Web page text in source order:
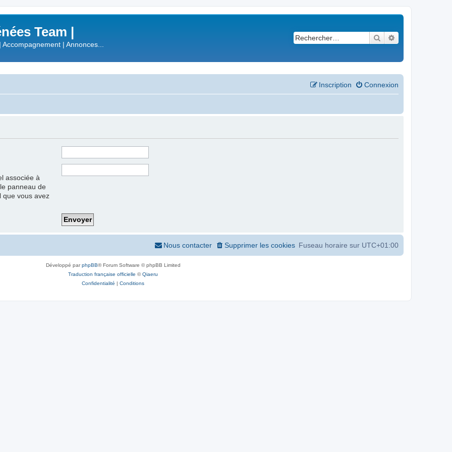
Team |
| Annonces...
Rechercher
Connexion
Inscription
associée à
panneau de
que vous avez
Fuseau horaire sur UTC+01:00
Supprimer les cookies
Nous contacter
Développé parphpBB® Forum Software © phpBB Limited
Traduction française officielle ©Qiaeru
Confidentialité | Conditions